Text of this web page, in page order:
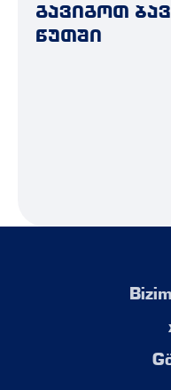
გავიგოთ
წუთში